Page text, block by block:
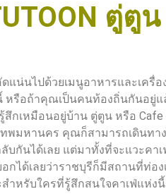
ตู่ตู
แน่นไปด้วยเมนูอาหารและเครื่
หรือถ้าคุณเป็นคนท้องถิ่นกันอยู่แ
สึกเหมือนอยู่บ้าน ตู่ตูน หรือ
ทพมหานคร คุณก็สามารถเดินทา
ลับกันได้เลย แต่มาทั้งที่จะแวะคา
กได้เลยว่าราชบุรีก็มีสถานที่ท่อ
สำหรับใครที่รู้สึกสนใจคาเฟ่แห่